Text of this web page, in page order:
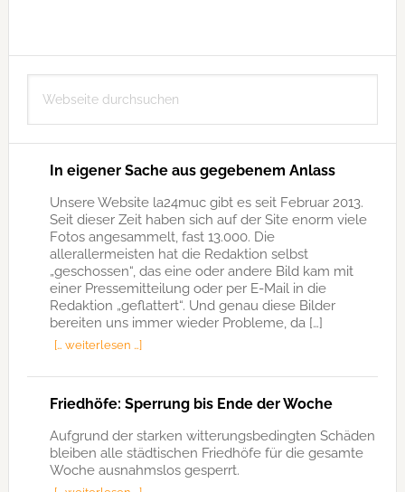
Seitenspalte
durchsuchen
In eigener Sache aus gegebenem Anlass
Unsere Website la24muc gibt es seit Februar 2013.
Seit dieser Zeit haben sich auf der Site enorm viele
Fotos angesammelt, fast 13.000. Die
allerallermeisten hat die Redaktion selbst
„geschossen“, das eine oder andere Bild kam mit
einer Pressemitteilung oder per E-Mail in die
Redaktion „geflattert“. Und genau diese Bilder
bereiten uns immer wieder Probleme, da […]
[… weiterlesen …]
Friedhöfe: Sperrung bis Ende der Woche
Aufgrund der starken witterungsbedingten Schäden
bleiben alle städtischen Friedhöfe für die gesamte
Woche ausnahmslos gesperrt.